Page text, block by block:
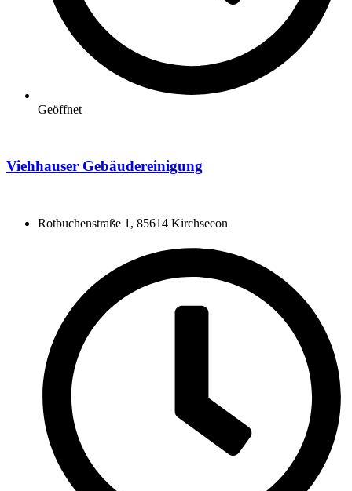
Geöffnet
Viehhauser Gebäudereinigung
Rotbuchenstraße 1, 85614 Kirchseeon